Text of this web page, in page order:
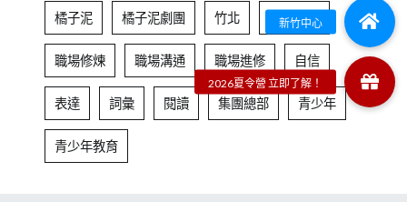
橘子泥 橘子泥劇團 竹北 線上課程
職場修煉 職場溝通 職場進修 自信
表達 詞彙 閱讀 集團總部 青少年
青少年教育